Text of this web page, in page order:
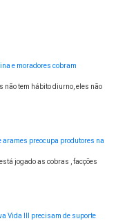
e moradores cobram
não tem hábito diurno, eles não
arames preocupa produtores na
jogado as cobras , facções
Vida III precisam de suporte